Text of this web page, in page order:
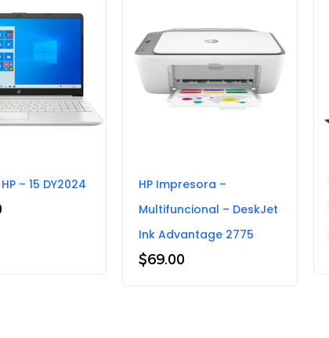
– 15 DY2024
HP Impresora –
Multifuncional – DeskJet
Ink Advantage 2775
$69.00